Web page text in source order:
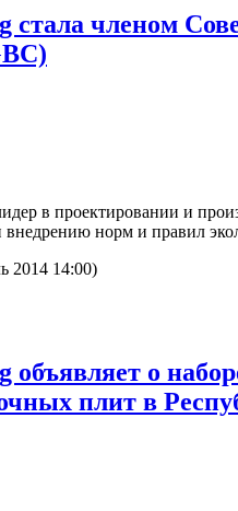
членом
в проектировании и
внедрению норм и правил
2014 14:00)
о
плит в